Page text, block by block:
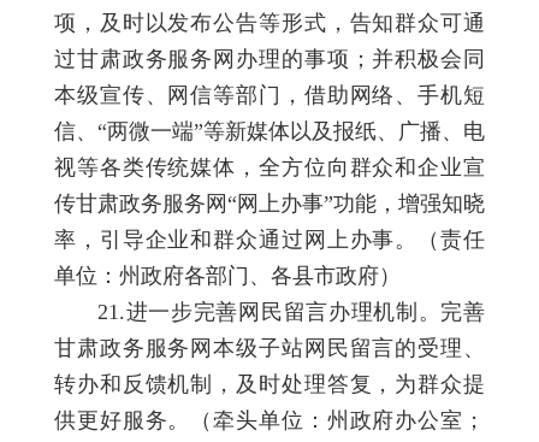
项，及时以发布公告等形式，告知群众可通
过甘肃政务服务网办理的事项；并积极会同
本级宣传、网信等部门，借助网络、手机短
信、“两微一端”等新媒体以及报纸、广播、电
视等各类传统媒体，全方位向群众和企业宣
传甘肃政务服务网“网上办事”功能，增强知晓
率，引导企业和群众通过网上办事。（责任
单位：州政府各部门、各县市政府）
21.进一步完善网民留言办理机制。完善
甘肃政务服务网本级子站网民留言的受理、
转办和反馈机制，及时处理答复，为群众提
供更好服务。（牵头单位：州政府办公室；